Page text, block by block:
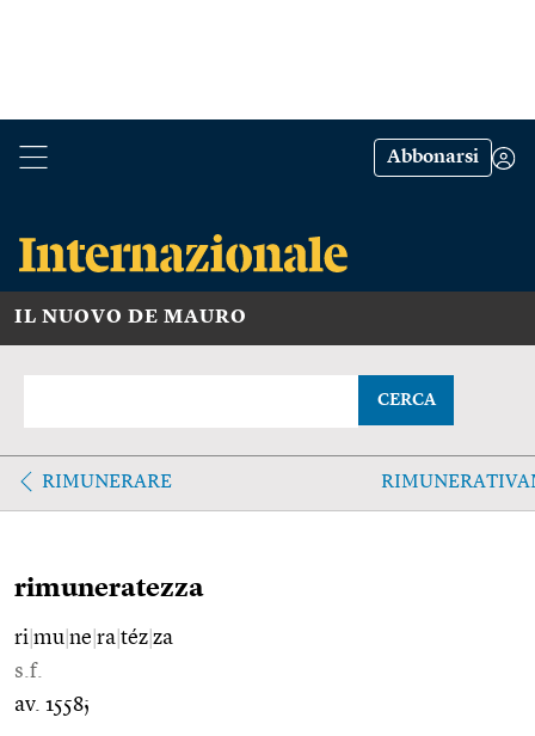
Abbonarsi
IL NUOVO DE MAURO
CERCA
RIMUNERARE
rimuneratezza
ri mu ne ra téz za
s.f.
av. 1558;